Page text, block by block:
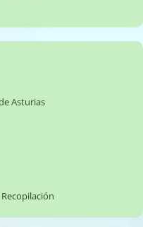
Asturias